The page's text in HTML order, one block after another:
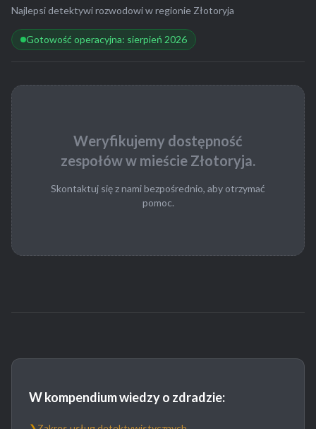
Najlepsi detektywi rozwodowi w regionie Złotoryja
Gotowość operacyjna: sierpień 2026
Weryfikujemy dostępność
zespołów w mieście Złotoryja.
Skontaktuj się z nami bezpośrednio, aby otrzymać
pomoc.
W kompendium wiedzy o zdradzie: